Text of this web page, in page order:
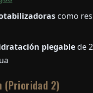
como
plegablede
(Prioridad 2)